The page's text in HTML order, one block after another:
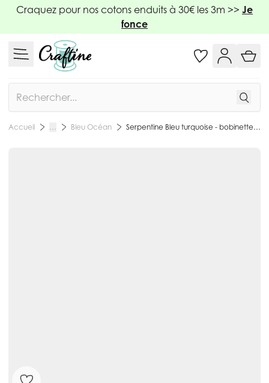
Allez au contenu
Craquez pour nos cotons enduits à 30€ les 3m >> Je
fonce
Accueil … Bleu Océan Serpentine Bleu turquoise - bobinette 2m